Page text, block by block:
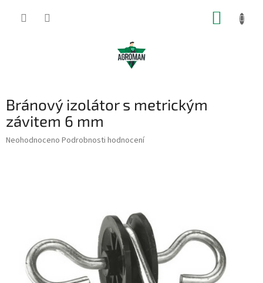
Bránový izolátor s metrickým
závitem 6 mm
Průměrné
Neohodnoceno Podrobnosti hodnocení